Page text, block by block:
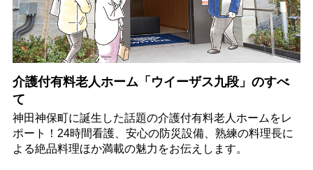
介護付有料老人ホーム「ウイーザス九段」のすべ
て
神田神保町に誕生した話題の介護付有料老人ホームをレ
ポート！24時間看護、安心の防災設備、熟練の料理長に
よる絶品料理ほか満載の魅力をお伝えします。